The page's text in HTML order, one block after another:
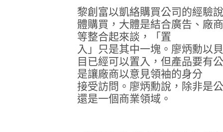
黎創富以凱絡購買公司的經驗
體購買，大體是結合廣告、廠
等整合起來談，「置
入」只是其中一塊。廖炳勳以
目已經可以置入，但產品要有
是讓廠商以意見領袖的身分
接受訪問。廖炳勳說，除非是
還是一個商業領域。